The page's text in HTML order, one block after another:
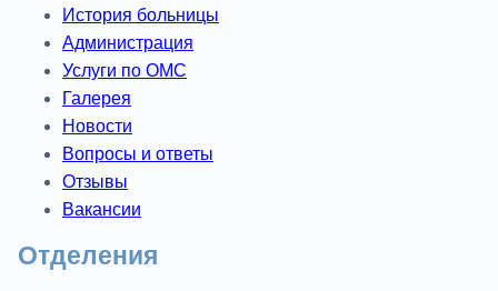
История больницы
Администрация
Услуги по ОМС
Галерея
Новости
Вопросы и ответы
Отзывы
Вакансии
Отделения